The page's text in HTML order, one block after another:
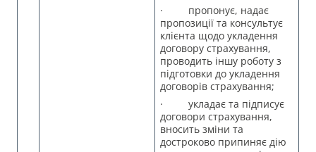
· пропонує, надає
пропозиції та консультує
клієнта щодо укладення
договору страхування,
проводить іншу роботу з
підготовки до укладення
договорів страхування;
· укладає та підписує
договори страхування,
вносить зміни та
достроково припиняє дію